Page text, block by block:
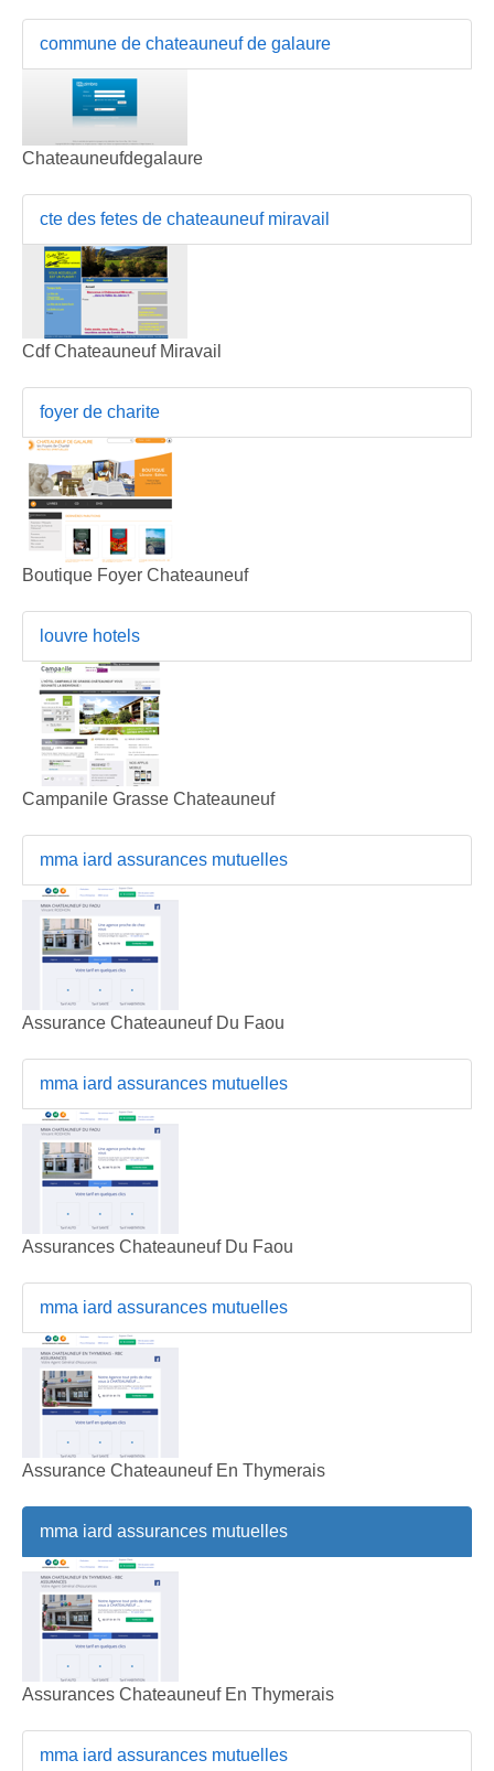
commune de chateauneuf de galaure
Chateauneufdegalaure
cte des fetes de chateauneuf miravail
Cdf Chateauneuf Miravail
foyer de charite
Boutique Foyer Chateauneuf
louvre hotels
Campanile Grasse Chateauneuf
mma iard assurances mutuelles
Assurance Chateauneuf Du Faou
mma iard assurances mutuelles
Assurances Chateauneuf Du Faou
mma iard assurances mutuelles
Assurance Chateauneuf En Thymerais
mma iard assurances mutuelles
Assurances Chateauneuf En Thymerais
mma iard assurances mutuelles